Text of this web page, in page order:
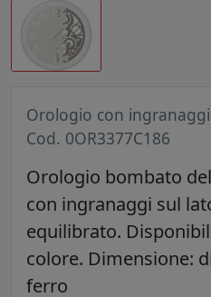
Orologio con
Cod. 0OR3377C186
Orologio bombato
con ingranaggi sul
equilibrato.
colore. Dimensione:
ferro